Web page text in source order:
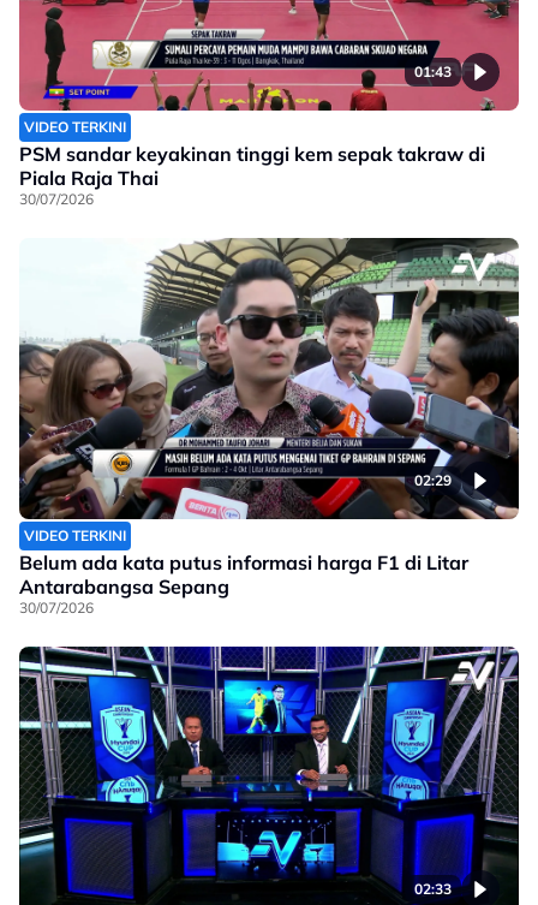
01:43
VIDEO TERKINI
PSM sandar keyakinan tinggi kem sepak takraw di
Piala Raja Thai
30/07/2026
02:29
VIDEO TERKINI
Belum ada kata putus informasi harga F1 di Litar
Antarabangsa Sepang
30/07/2026
02:33